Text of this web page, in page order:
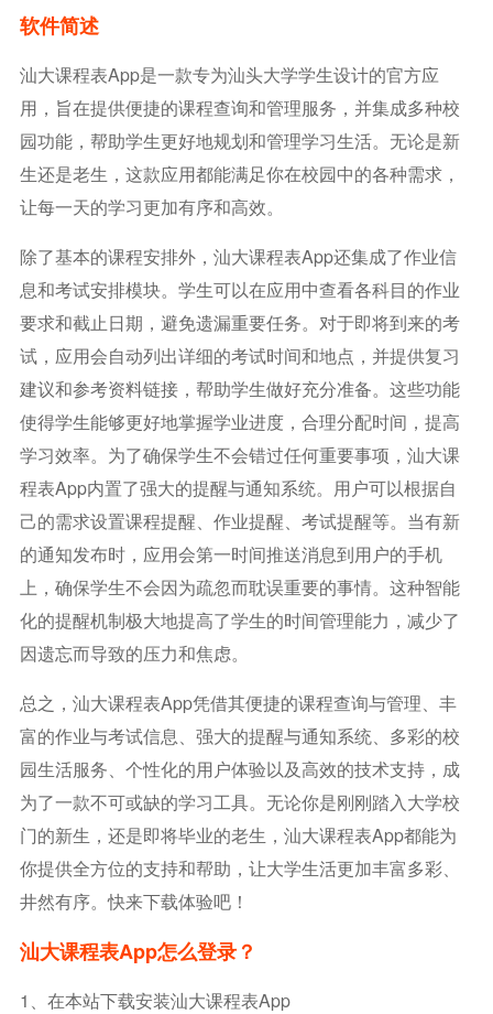
软件简述
汕大课程表app是一款专为汕头大学学生设计的官方应
用，旨在提供便捷的课程查询和管理服务，并集成多种校
园功能，帮助学生更好地规划和管理学习生活。无论是新
生还是老生，这款应用都能满足你在校园中的各种需求，
让每一天的学习更加有序和高效。
除了基本的课程安排外，汕大课程表app还集成了作业信
息和考试安排模块。学生可以在应用中查看各科目的作业
要求和截止日期，避免遗漏重要任务。对于即将到来的考
试，应用会自动列出详细的考试时间和地点，并提供复习
建议和参考资料链接，帮助学生做好充分准备。这些功能
使得学生能够更好地掌握学业进度，合理分配时间，提高
学习效率。为了确保学生不会错过任何重要事项，汕大课
程表app内置了强大的提醒与通知系统。用户可以根据自
己的需求设置课程提醒、作业提醒、考试提醒等。当有新
的通知发布时，应用会第一时间推送消息到用户的手机
上，确保学生不会因为疏忽而耽误重要的事情。这种智能
化的提醒机制极大地提高了学生的时间管理能力，减少了
因遗忘而导致的压力和焦虑。
总之，汕大课程表app凭借其便捷的课程查询与管理、丰
富的作业与考试信息、强大的提醒与通知系统、多彩的校
园生活服务、个性化的用户体验以及高效的技术支持，成
为了一款不可或缺的学习工具。无论你是刚刚踏入大学校
门的新生，还是即将毕业的老生，汕大课程表app都能为
你提供全方位的支持和帮助，让大学生活更加丰富多彩、
井然有序。快来下载体验吧！
汕大课程表app怎么登录？
1、在本站下载安装汕大课程表app